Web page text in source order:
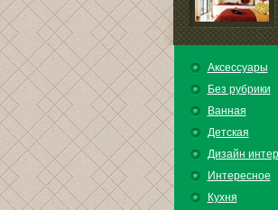
Аксессуары
Без рубрики
Ванная
Детская
Дизайн
Интересное
Кухня